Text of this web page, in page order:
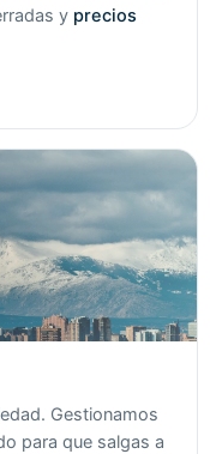
y precios
Gestionamos
para que salgas a